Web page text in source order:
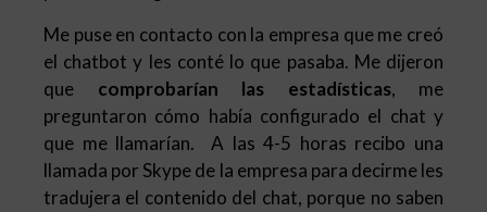
Me puse en contacto con la empresa que me creó
el chatbot y les conté lo que pasaba. Me dijeron
que comprobarían las estadísticas, me
preguntaron cómo había configurado el chat y
que me llamarían. A las 4-5 horas recibo una
llamada por Skype de la empresa para decirme les
tradujera el contenido del chat, porque no saben